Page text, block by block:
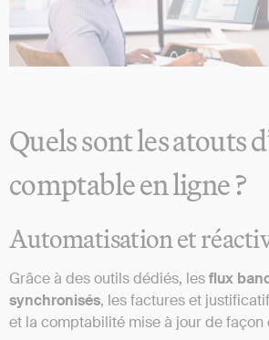
Quels sont les atouts
comptable en ligne ?
Automatisation et
Grâce à des outils dédiés, lesflux
synchronisés, les factures et
et la comptabilité mise à jour de façon